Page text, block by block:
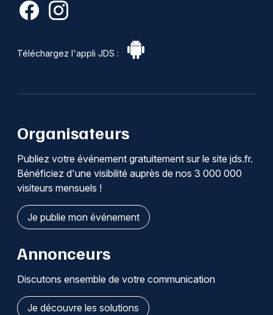
Téléchargez l'appli JDS :
Organisateurs
Publiez votre événement gratuitement sur le site jds.fr.
Bénéficiez d'une visibilité auprès de nos 3 000 000
visiteurs mensuels !
Je publie mon événement
Annonceurs
Discutons ensemble de votre communication
Je découvre les solutions